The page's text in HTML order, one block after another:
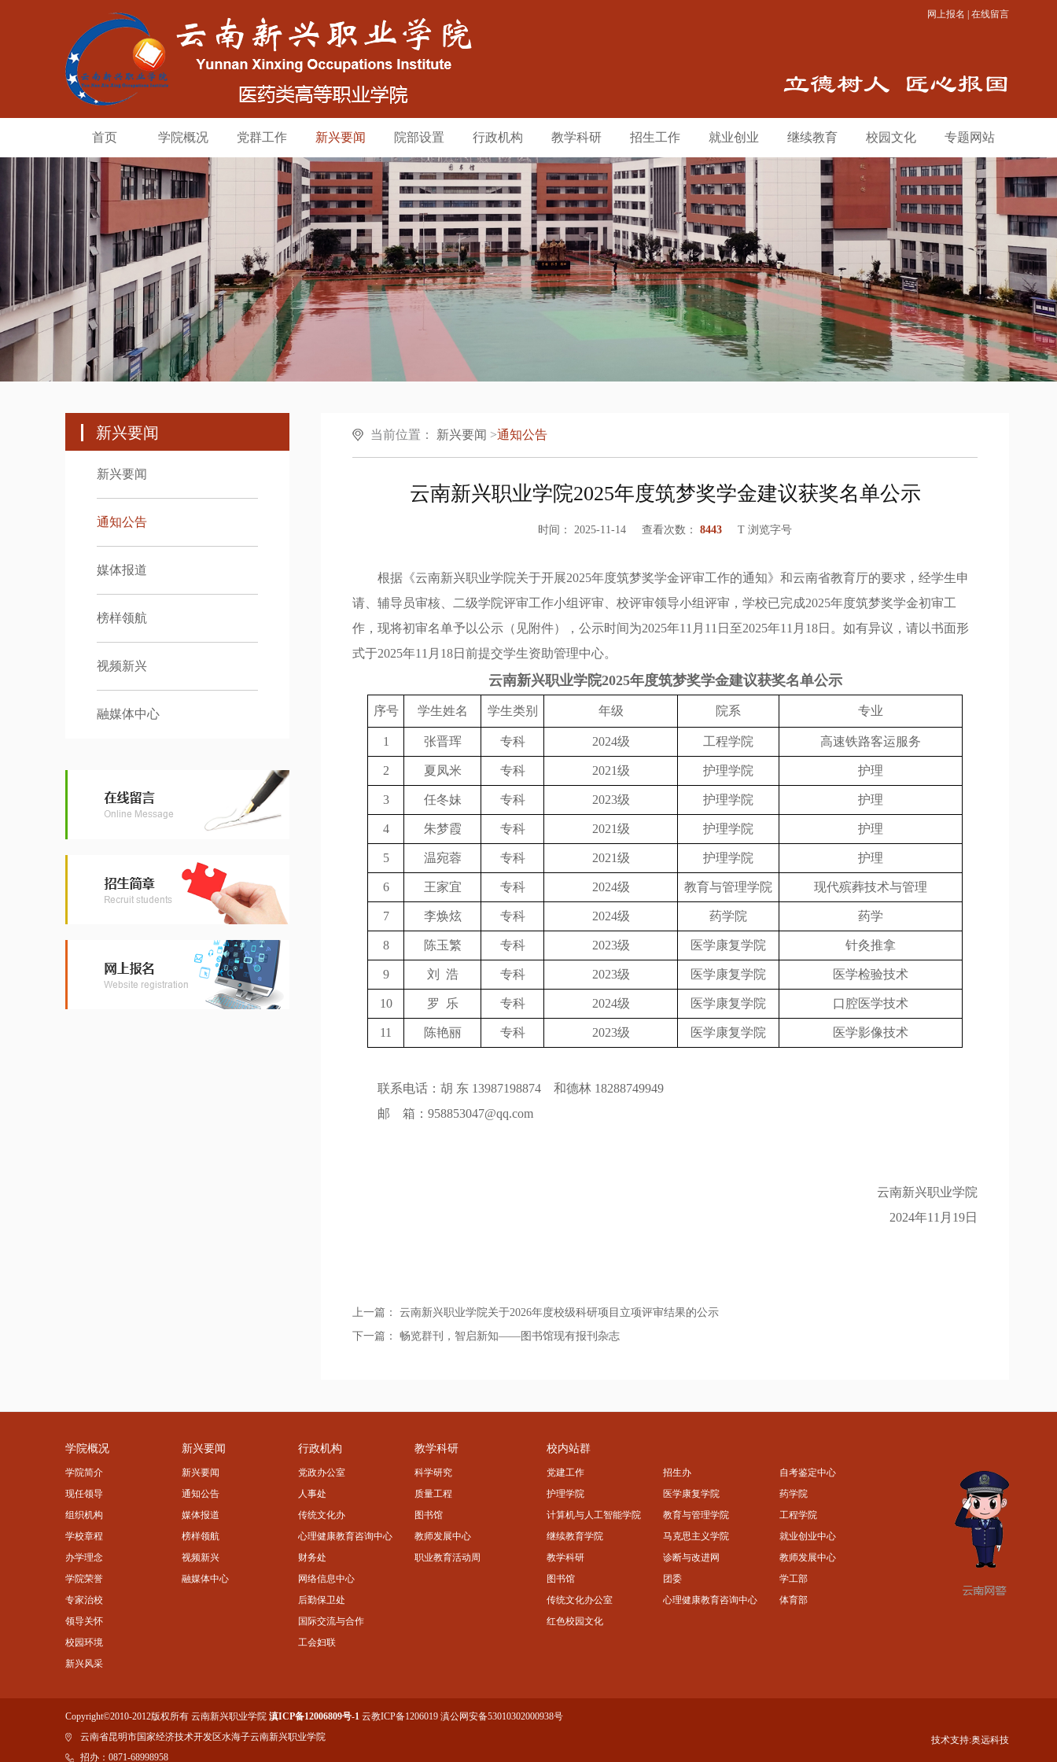
网上报名 在线留言
首页 学院概况 党群工作 新兴要闻 院部设置 行政机构 教学科研 招生工作 就业创业 继续教育 校园文化 专题网站
新兴要闻
新兴要闻
通知公告
媒体报道
榜样领航
视频新兴
融媒体中心
当前位置： 新兴要闻 >通知公告
云南新兴职业学院2025年度筑梦奖学金建议获奖名单公示
时间： 2025-11-14 查看次数： 8443 T 浏览字号
根据《云南新兴职业学院关于开展2025年度筑梦奖学金评审工作的通知》和云南省教育厅的要求，经学生申
请、辅导员审核、二级学院评审工作小组评审、校评审领导小组评审，学校已完成2025年度筑梦奖学金初审工
作，现将初审名单予以公示（见附件），公示时间为2025年11月11日至2025年11月18日。如有异议，请以书面形
式于2025年11月18日前提交学生资助管理中心。
云南新兴职业学院2025年度筑梦奖学金建议获奖名单公示
序号 学生姓名 学生类别 年级 院系 专业
1 张晋珲 专科 2024级 工程学院 高速铁路客运服务
2 夏凤米 专科 2021级 护理学院 护理
3 任冬妹 专科 2023级 护理学院 护理
4 朱梦霞 专科 2021级 护理学院 护理
5 温宛蓉 专科 2021级 护理学院 护理
6 王家宜 专科 2024级 教育与管理学院 现代殡葬技术与管理
7 李焕炫 专科 2024级 药学院 药学
8 陈玉繁 专科 2023级 医学康复学院 针灸推拿
9 刘 浩 专科 2023级 医学康复学院 医学检验技术
10 罗 乐 专科 2024级 医学康复学院 口腔医学技术
11 陈艳丽 专科 2023级 医学康复学院 医学影像技术
联系电话：胡 东 13987198874 和德林 18288749949
邮 箱： 958853047@qq.com
云南新兴职业学院
2024年11月19日
上一篇：
云南新兴职业学院关于2026年度校级科研项目立项评审结果的公示
下一篇：
畅览群刊，智启新知——图书馆现有报刊杂志
学院概况
学院简介
现任领导
组织机构
学校章程
办学理念
学院荣誉
专家治校
领导关怀
校园环境
新兴风采
新兴要闻
新兴要闻
通知公告
媒体报道
榜样领航
视频新兴
融媒体中心
行政机构
党政办公室
人事处
传统文化办
心理健康教育咨询中心
财务处
网络信息中心
后勤保卫处
国际交流与合作
工会妇联
教学科研
科学研究
质量工程
图书馆
教师发展中心
职业教育活动周
校内站群
党建工作 招生办
自考鉴定中心
护理学院
医学康复学院
药学院
计算机与人工智能学院
教育与管理学院
工程学院
继续教育学院
马克思主义学院
就业创业中心
教学科研
诊断与改进网
教师发展中心
图书馆
团委
学工部
传统文化办公室
心理健康教育咨询中心
体育部
红色校园文化
Copyright©2010-2012版权所有 云南新兴职业学院 滇ICP备12006809号-1 云教ICP备1206019 滇公网安备53010302000938号
云南省昆明市国家经济技术开发区水海子云南新兴职业学院
招办：0871-68998958
技术支持:奥远科技